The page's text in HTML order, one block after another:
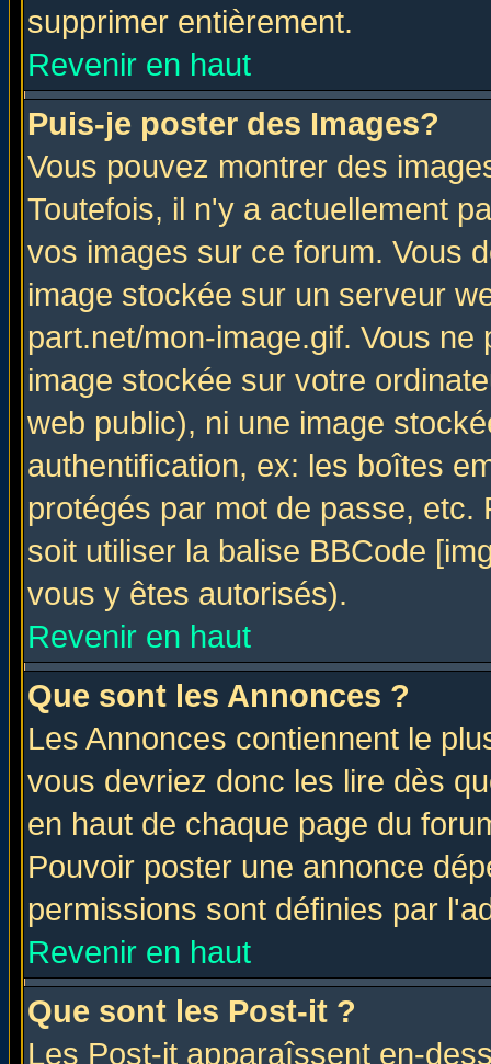
supprimer entièrement.
Revenir en haut
Puis-je poster des Images?
Vous pouvez montrer des
Toutefois, il n'y a actuellement
vos images sur ce forum. Vous
image stockée sur un serveur
part.net/mon-image.gif. Vous
image stockée sur votre
web public), ni une image
authentification, ex: les boîtes
protégés par mot de passe,
soit utiliser la balise BBCode
vous y êtes autorisés).
Revenir en haut
Que sont les Annonces ?
Les Annonces contiennent le
vous devriez donc les lire dès
en haut de chaque page du
Pouvoir poster une annonce
permissions sont définies par
Revenir en haut
Que sont les Post-it ?
Les Post-it apparaîssent en-